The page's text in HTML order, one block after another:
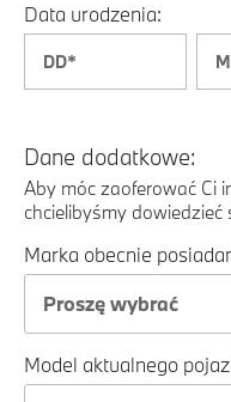
Data urodzenia:
Dane dodatkowe:
Aby móc zaoferować Ci
chcielibyśmy dowiedzieć
Marka obecnie
Proszę wybrać
Model aktualnego